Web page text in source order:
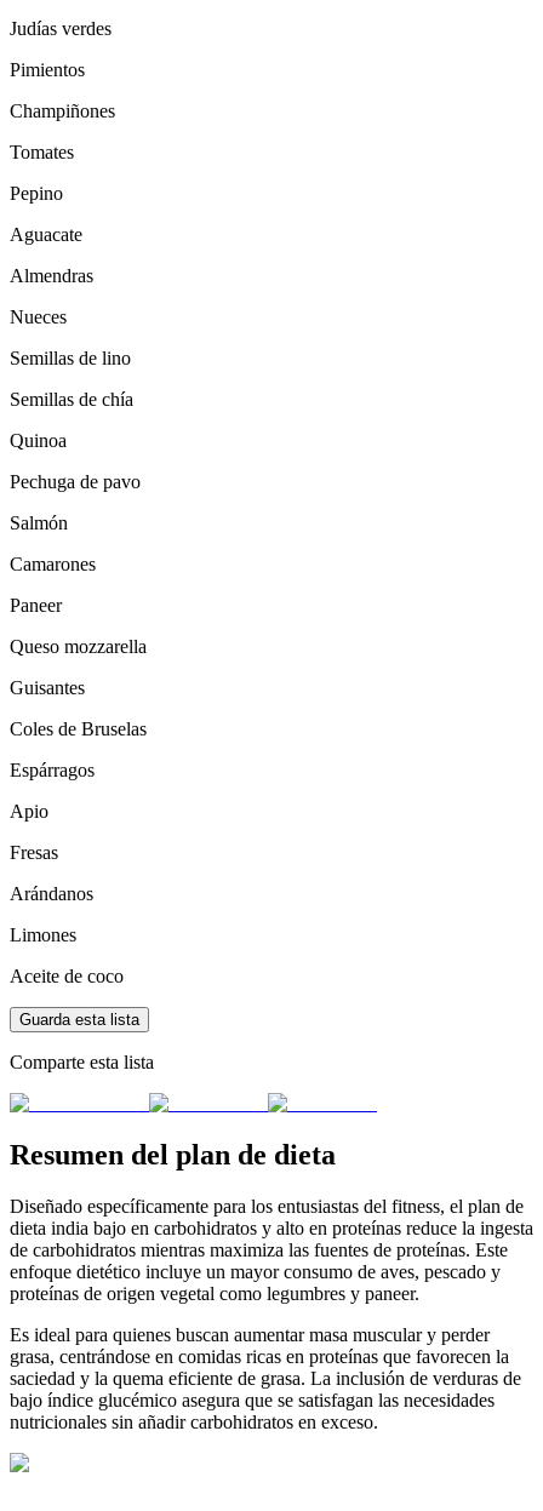
Judías verdes
Pimientos
Champiñones
Tomates
Pepino
Aguacate
Almendras
Nueces
Semillas de lino
Semillas de chía
Quinoa
Pechuga de pavo
Salmón
Camarones
Paneer
Queso mozzarella
Guisantes
Coles de Bruselas
Espárragos
Apio
Fresas
Arándanos
Limones
Aceite de coco
Guarda esta lista
Comparte esta lista
Resumen del plan de dieta
Diseñado específicamente para los entusiastas del fitness, el plan de
dieta india bajo en carbohidratos y alto en proteínas reduce la ingesta
de carbohidratos mientras maximiza las fuentes de proteínas. Este
enfoque dietético incluye un mayor consumo de aves, pescado y
proteínas de origen vegetal como legumbres y paneer.
Es ideal para quienes buscan aumentar masa muscular y perder
grasa, centrándose en comidas ricas en proteínas que favorecen la
saciedad y la quema eficiente de grasa. La inclusión de verduras de
bajo índice glucémico asegura que se satisfagan las necesidades
nutricionales sin añadir carbohidratos en exceso.